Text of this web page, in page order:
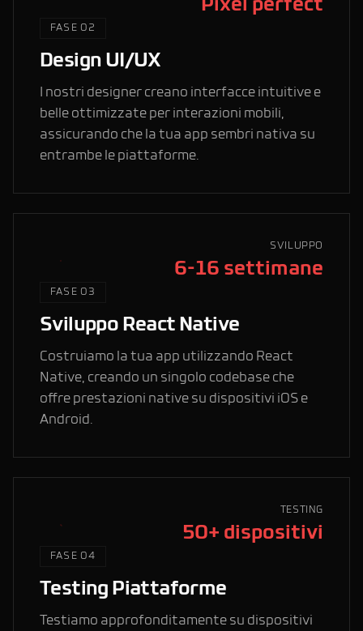
Pixel perfect
FASE 02
Design UI/UX
I nostri designer creano interfacce intuitive e
belle ottimizzate per interazioni mobili,
assicurando che la tua app sembri nativa su
entrambe le piattaforme.
SVILUPPO
6-16 settimane
FASE 03
Sviluppo React Native
Costruiamo la tua app utilizzando React
Native, creando un singolo codebase che
offre prestazioni native su dispositivi iOS e
Android.
TESTING
50+ dispositivi
FASE 04
Testing Piattaforme
Testiamo approfonditamente su dispositivi